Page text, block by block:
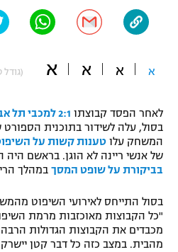
"מחצית בשכונה" –
משתתפים וזוכים בפרסים
תקנון משתתפים וזוכים בפרסים
תקנון עבור פעילות אלקטרה
תקנון עבור פעילות ספורט 1 – "מרלן"
טניס
גיימינג E-Sports
תנאי שימוש
אופניים
ספורט מוטורי
פוטבול אמריקאי NFL
בייסבול MLB
ספורט אתגרי ואקסטרים
אומנויות לחימה
א א א א
לאחר הפסד קבוצתו 2:1 למכבי תל אביב
המשחק עלו טענות קשות על
של אנשי ריינה לא הוגן. בראשם
בביקורת על שופט המסך במהלך
בסול התייחס לאירועי השיפוט
"כל הקבוצות מאוכזבות מרמת
מכבדים את הקבוצות הגדולות
מהבית. במצב כזה כל דבר קטן